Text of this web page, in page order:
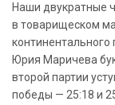
Наши двукратные
в товарищеском
континентального
Юрия Маричева
второй партии
победы — 25:18 и